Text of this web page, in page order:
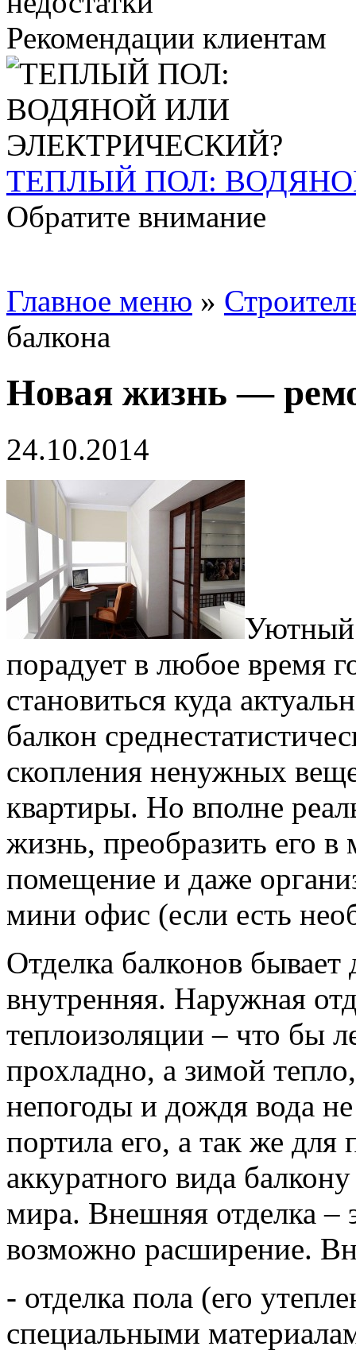
Рекомендации клиентам
ТЕПЛЫЙ ПОЛ:
Обратите внимание
Главное меню »
балкона
Новая жизнь —
24.10.2014
Уютный
порадует в любое время
становиться куда
балкон
скопления ненужных
квартиры. Но вполне
жизнь, преобразить его
помещение и даже
мини офис (если есть
Отделка балконов
внутренняя. Наружная
теплоизоляции – что бы
прохладно, а зимой
непогоды и дождя вода не
портила его, а так же для
аккуратного вида
мира. Внешняя отделка –
возможно расширение.
- отделка пола (его
специальными